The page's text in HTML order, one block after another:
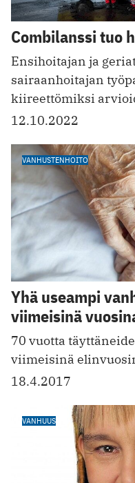
Combilanssi tuo
Ensihoitajan ja
sairaanhoitajan
kiireettömiksi
12.10.2022
VANHUSTENHOITO
Yhä useampi
viimeisinä
70 vuotta
viimeisinä
18.4.2017
VANHUUS